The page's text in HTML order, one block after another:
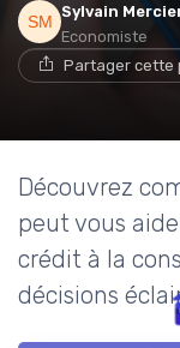
Sylvain
Economiste
Partager cette
Découvrez
peut vous
crédit à la
décisions